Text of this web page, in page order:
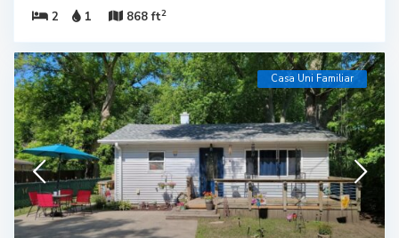
2
1 868 ft2
Casa Uni Familiar